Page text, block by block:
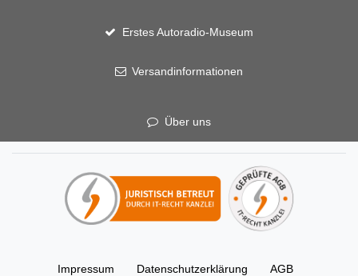
Erstes Autoradio-Museum
Versandinformationen
Über uns
Impressum Daten­schutz­erklärung AGB